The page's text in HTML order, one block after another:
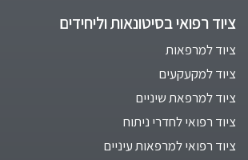
ציוד רפואי בסיטונאות וליחידים
ציוד למרפאות
ציוד למקעקעים
ציוד למרפאת שיניים
ציוד רפואי לחדרי ניתוח
ציוד רפואי למרפאות עיניים